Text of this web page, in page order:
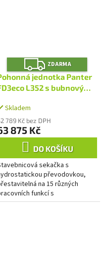
Z
D
A
R
M
A
ZDARMA
jednotka Panter
L352 s bubnovým
Skladem
789 Kč bez DPH
875 Kč
DO KOŠÍKU
sekačka s
převodovkou,
na 15 různých
funkcí s
motorem s